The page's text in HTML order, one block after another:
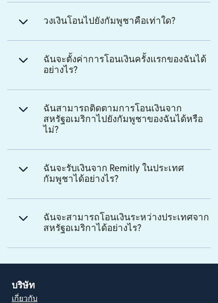
วงเงินโอนไปยังกัมพูชาคือเท่าใด?
ฉันจะตั้งค่าการโอนเงินครั้งแรกของฉันได้
อย่างไร?
ฉันสามารถติดตามการโอนเงินจาก
สหรัฐอเมริกาไปยังกัมพูชาของฉันได้หรือ
ไม่?
ฉันจะรับเงินจาก Remitly ในประเทศ
กัมพูชาได้อย่างไร?
ฉันจะสามารถโอนเงินระหว่างประเทศจาก
สหรัฐอเมริกาได้อย่างไร?
บริษัท
เกี่ยวกับ